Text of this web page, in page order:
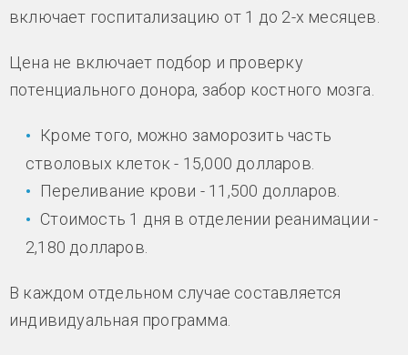
включает госпитализацию от 1 до 2-х месяцев.
Цена не включает подбор и проверку
потенциального донора, забор костного мозга.
Кроме того, можно заморозить часть
стволовых клеток - 15,000 долларов.
Переливание крови - 11,500 долларов.
Стоимость 1 дня в отделении реанимации -
2,180 долларов.
В каждом отдельном случае составляется
индивидуальная программа.